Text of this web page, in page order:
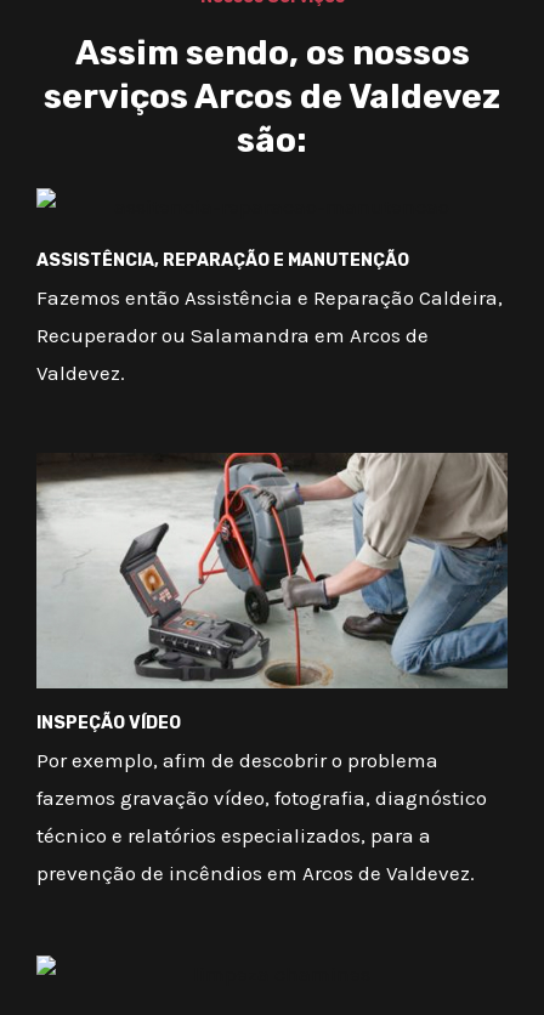
Assim sendo, os nossos
serviços Arcos de Valdevez
são:
ASSISTÊNCIA, REPARAÇÃO E MANUTENÇÃO
Fazemos então Assistência e Reparação Caldeira,
Recuperador ou Salamandra em Arcos de
Valdevez.
INSPEÇÃO VÍDEO
Por exemplo, afim de descobrir o problema
fazemos gravação vídeo, fotografia, diagnóstico
técnico e relatórios especializados, para a
prevenção de incêndios em Arcos de Valdevez.